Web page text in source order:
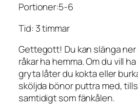
Portioner:5-6
Tid: 3 timmar
Gettegott! Du kan slänga
råkar ha hemma. Om du vill
gryta låter du kokta eller
sköljda bönor puttra med,
samtidigt som fänkålen.